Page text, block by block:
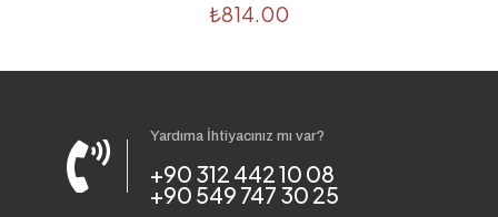
₺814.00
Yardıma İhtiyacınız mı var?
+90 312 442 10 08
+90 549 747 30 25